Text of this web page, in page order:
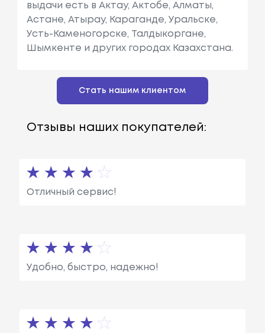
выдачи есть в Актау, Актобе, Алматы,
Астане, Атырау, Караганде, Уральске,
Усть-Каменогорске, Талдыкоргане,
Шымкенте и других городах Казахстана.
Стать нашим клиентом
Отзывы наших покупателей:
Отличный сервис!
Удобно, быстро, надежно!